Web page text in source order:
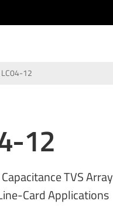
LC04-12
12
TVS
Card Applications